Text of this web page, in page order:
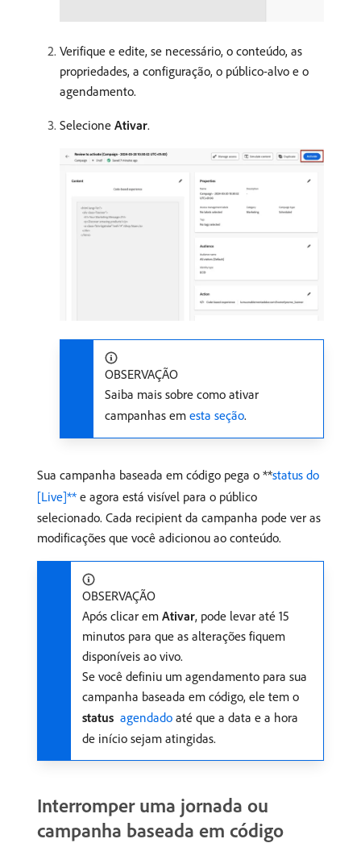
Verifique e edite, se necessário, o conteúdo, as
propriedades, a configuração, o público-alvo e o
agendamento.
Selecione Ativar.
OBSERVAÇÃO
Saiba mais sobre como ativar
campanhas em esta seção.
Sua campanha baseada em código pega o **status do
[Live]** e agora está visível para o público
selecionado. Cada recipient da campanha pode ver as
modificações que você adicionou ao conteúdo.
OBSERVAÇÃO
Após clicar em Ativar, pode levar até 15
minutos para que as alterações fiquem
disponíveis ao vivo.
Se você definiu um agendamento para sua
campanha baseada em código, ele tem o
status ​ agendado até que a data e a hora
de início sejam atingidas.
Interromper uma jornada ou
campanha baseada em código